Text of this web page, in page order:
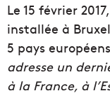
Le 15 février
installée à
5 pays
adresse un
à la France, à